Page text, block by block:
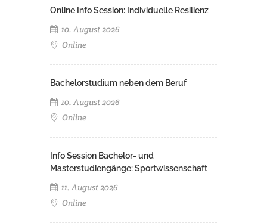
Online Info Session: Individuelle Resilienz
10. August 2026
Online
Bachelorstudium neben dem Beruf
10. August 2026
Online
Info Session Bachelor- und
Masterstudiengänge: Sportwissenschaft
11. August 2026
Online